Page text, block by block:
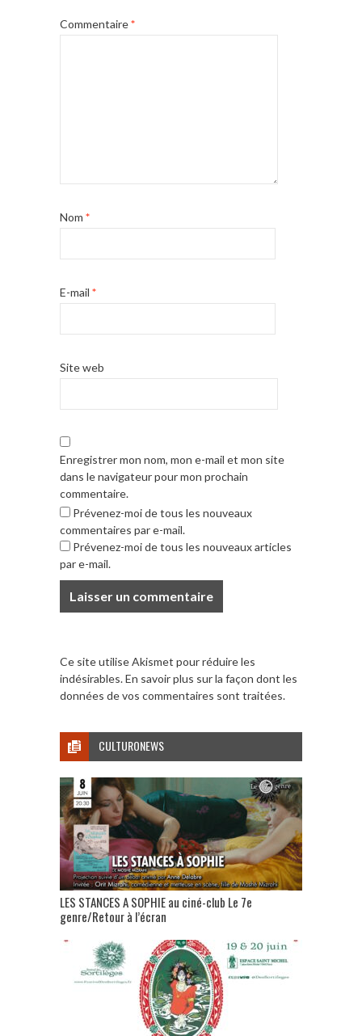
Commentaire*
Nom *
E-mail *
Site web
Enregistrer mon nom, mon e-mail et mon site
dans le navigateur pour mon prochain
commentaire.
Prévenez-moi de tous les nouveaux
commentaires par e-mail.
Prévenez-moi de tous les nouveaux articles
par e-mail.
Ce site utilise Akismet pour réduire les
indésirables.En savoir plus sur la façon dont les
données de vos commentaires sont traitées.
CULTURONEWS
LES STANCES A SOPHIE au ciné-club Le 7e
genre/Retour à l’écran